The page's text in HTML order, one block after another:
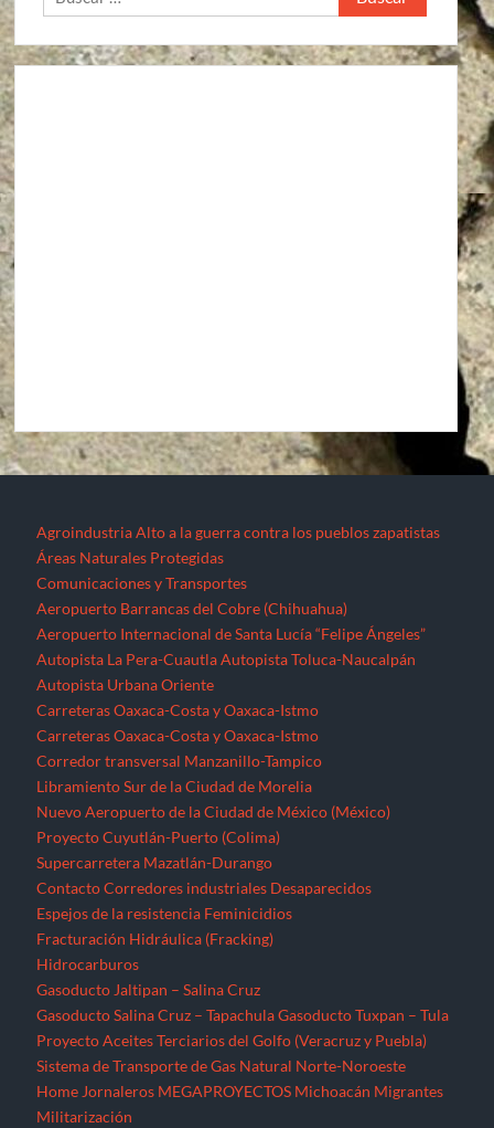
Agroindustria Alto a la guerra contra los pueblos zapatistas
Áreas Naturales Protegidas
Comunicaciones y Transportes
Aeropuerto Barrancas del Cobre (Chihuahua)
Aeropuerto Internacional de Santa Lucía “Felipe Ángeles”
Autopista La Pera-Cuautla Autopista Toluca-Naucalpán
Autopista Urbana Oriente
Carreteras Oaxaca-Costa y Oaxaca-Istmo
Carreteras Oaxaca-Costa y Oaxaca-Istmo
Corredor transversal Manzanillo-Tampico
Libramiento Sur de la Ciudad de Morelia
Nuevo Aeropuerto de la Ciudad de México (México)
Proyecto Cuyutlán-Puerto (Colima)
Supercarretera Mazatlán-Durango
Contacto Corredores industriales Desaparecidos
Espejos de la resistencia Feminicidios
Fracturación Hidráulica (Fracking)
Hidrocarburos
Gasoducto Jaltipan – Salina Cruz
Gasoducto Salina Cruz – Tapachula Gasoducto Tuxpan – Tula
Proyecto Aceites Terciarios del Golfo (Veracruz y Puebla)
Sistema de Transporte de Gas Natural Norte-Noroeste
Home Jornaleros MEGAPROYECTOS Michoacán Migrantes
Militarización